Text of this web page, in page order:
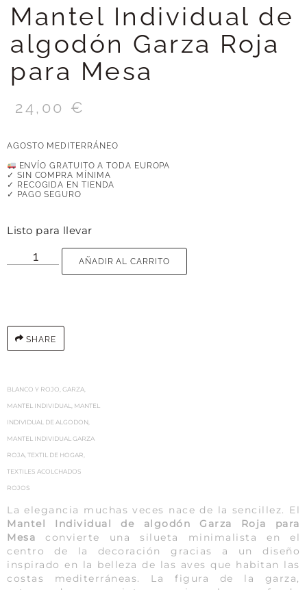
Mantel Individual de
algodón Garza Roja
para Mesa
24,00 €
AGOSTO MEDITERRÁNEO
ENVÍO GRATUITO A TODA EUROPA
✓ SIN COMPRA MÍNIMA
✓ RECOGIDA EN TIENDA
✓ PAGO SEGURO
Listo para llevar
AÑADIR AL CARRITO
SHARE
BLANCO Y ROJO GARZA
MANTEL INDIVIDUAL MANTEL
INDIVIDUAL DE ALGODON
MANTEL INDIVIDUAL GARZA
ROJA TEXTIL DE HOGAR
TEXTILES ACOLCHADOS
ROJOS
La elegancia muchas veces nace de la sencillez. El
Mantel Individual de algodón Garza Roja para
Mesa convierte una silueta minimalista en el
centro de la decoración gracias a un diseño
inspirado en la belleza de las aves que habitan las
costas mediterráneas. La figura de la garza,